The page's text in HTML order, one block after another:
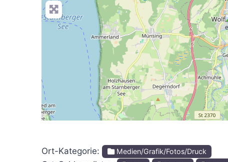
Ort-Kategorie: Medien/Grafik/Fotos/Druck